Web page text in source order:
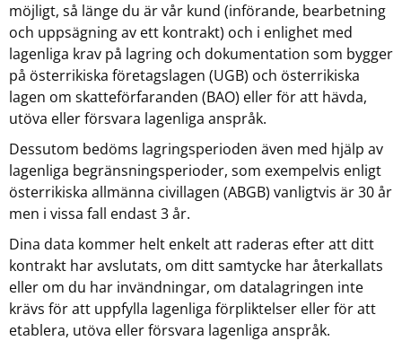
möjligt, så länge du är vår kund (införande, bearbetning
och uppsägning av ett kontrakt) och i enlighet med
lagenliga krav på lagring och dokumentation som bygger
på österrikiska företagslagen (UGB) och österrikiska
lagen om skatteförfaranden (BAO) eller för att hävda,
utöva eller försvara lagenliga anspråk.
Dessutom bedöms lagringsperioden även med hjälp av
lagenliga begränsningsperioder, som exempelvis enligt
österrikiska allmänna civillagen (ABGB) vanligtvis är 30 år
men i vissa fall endast 3 år.
Dina data kommer helt enkelt att raderas efter att ditt
kontrakt har avslutats, om ditt samtycke har återkallats
eller om du har invändningar, om datalagringen inte
krävs för att uppfylla lagenliga förpliktelser eller för att
etablera, utöva eller försvara lagenliga anspråk.